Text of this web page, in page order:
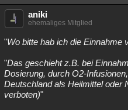
aniki
ehemaliges Mitglied
"Wo bitte hab ich die Einnahme
"Das geschieht z.B. bei
Dosierung, durch O2-
Deutschland als Heilmittel oder
verboten)"